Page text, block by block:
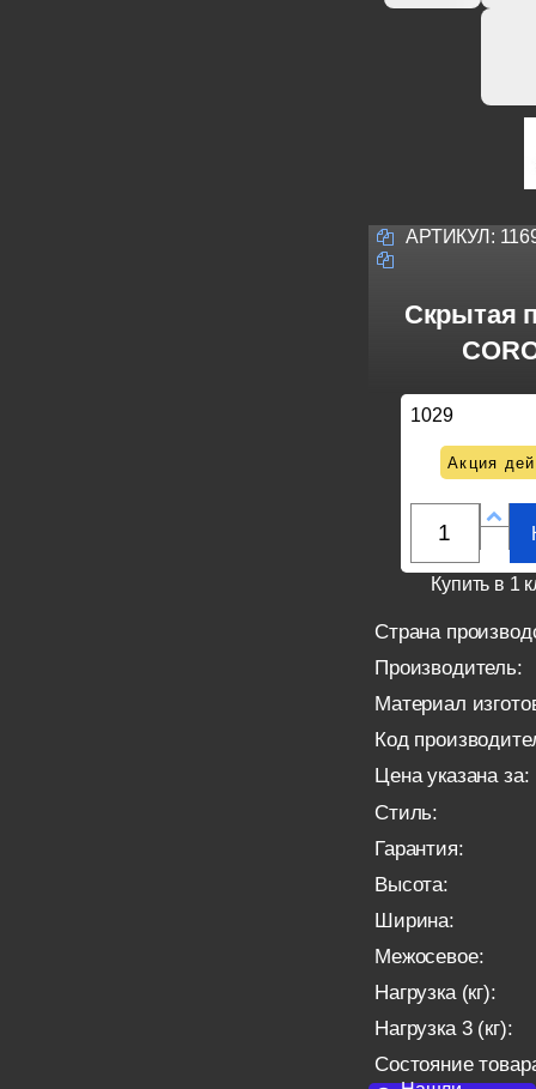
АРТИКУЛ:
Скрытая
1029
Акция
Купить в 1
Страна
Производитель:
Материал
Код
Цена указана за:
Стиль:
Гарантия:
Высота:
Ширина:
Межосевое:
Нагрузка (кг):
Нагрузка 3 (кг):
Состояние